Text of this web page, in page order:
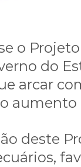
o
do
arcar
aumento
deste